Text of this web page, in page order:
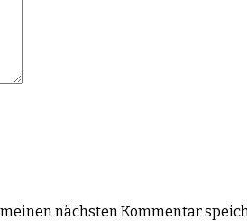
nächsten Kommentar